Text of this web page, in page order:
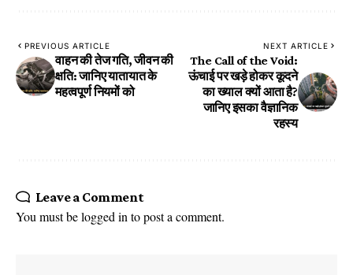
PREVIOUS ARTICLE
वाहन की तेज गति, जीवन की
क्षति: जानिए यातायात के
महत्वपूर्ण नियमों को
NEXT ARTICLE
The Call of the Void:
ऊंचाई पर खड़े होकर कूदने
का ख्याल क्यों आता है?
जानिए इसका वैज्ञानिक
रहस्य
Leave a Comment
You must belogged in to post a comment.